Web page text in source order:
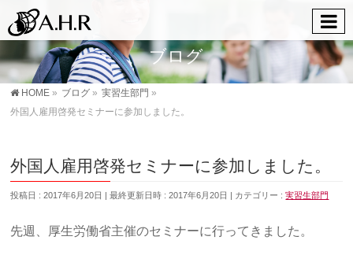
ブログ
HOME » ブログ » 実習生部門 »
外国人雇用啓発セミナーに参加しました。
外国人雇用啓発セミナーに参加しました。
投稿日 : 2017年6月20日 最終更新日時 : 2017年6月20日 カテゴリー :実習生部門
先週、厚生労働省主催のセミナーに行ってきました。